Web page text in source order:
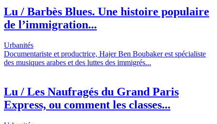
Lu / Barbès Blues. Une histoire populaire
de l’immigration...
Urbanités
Documentariste et productrice, Hajer Ben Boubaker est spécialiste
des musiques arabes et des luttes des immigrés...
Lu / Les Naufragés du Grand Paris
Express, ou comment les classes...